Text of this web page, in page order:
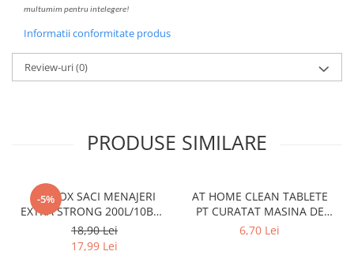
multumim pentru intelegere!
Informatii conformitate produs
Review-uri(0)
PRODUSE SIMILARE
-5%
CLINOX SACI MENAJERI
EXTRA STRONG 200L/10BUC
LDPE NEGRI (90*122CM)
ETICHETA MOV
18,90 Lei
17,99 Lei
AT HOME CLEAN TABLETE
PT CURATAT MASINA DE
SPALAT VASE 2*40GR
6,70 Lei